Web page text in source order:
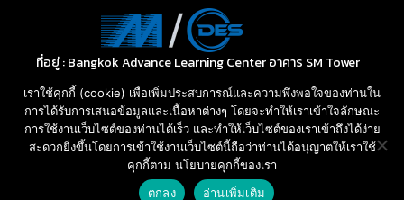
ที่อยู่ : Bangkok Advance Learning Center อาคาร SM Tower
ชั้น 16 ถนนพหลโยธิน พญาไท กรุงเทพ ฯ 10400
Call: 02-089-4145
E-mail: sales-des@metrosystems.co.th
เราใช้คุกกี้ (cookie) เพื่อเพิ่มประสบการณ์และความพึงพอใจของท่านใน
การได้รับการเสนอข้อมูลและเนื้อหาต่างๆ โดยจะทำให้เราเข้าใจลักษณะ
การใช้งานเว็บไซต์ของท่านได้เร็ว และทำให้เว็บไซต์ของเราเข้าถึงได้ง่าย
สะดวกยิ่งขึ้นโดยการเข้าใช้งานเว็บไซต์นี้ถือว่าท่านได้อนุญาตให้เราใช้
คุกกี้ตาม นโยบายคุกกี้ของเรา
ตกลง
อ่านเพิ่มเติม
สอบถามราคา และ บริการ